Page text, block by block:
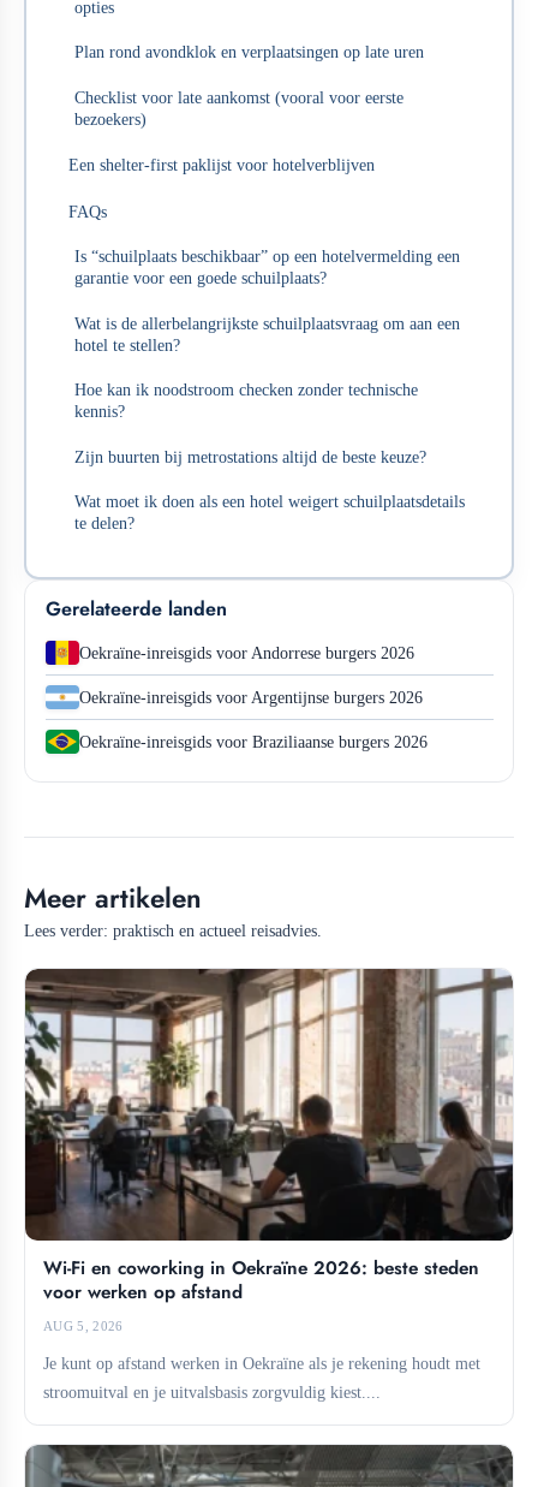
opties
Plan rond avondklok en verplaatsingen op late uren
Checklist voor late aankomst (vooral voor eerste
bezoekers)
Een shelter-first paklijst voor hotelverblijven
FAQs
Is “schuilplaats beschikbaar” op een hotelvermelding een
garantie voor een goede schuilplaats?
Wat is de allerbelangrijkste schuilplaatsvraag om aan een
hotel te stellen?
Hoe kan ik noodstroom checken zonder technische
kennis?
Zijn buurten bij metrostations altijd de beste keuze?
Wat moet ik doen als een hotel weigert schuilplaatsdetails
te delen?
Gerelateerde landen
Oekraïne-inreisgids voor Andorrese burgers 2026
Oekraïne-inreisgids voor Argentijnse burgers 2026
Oekraïne-inreisgids voor Braziliaanse burgers 2026
Meer artikelen
Lees verder: praktisch en actueel reisadvies.
Wi-Fi en coworking in Oekraïne 2026: beste steden
voor werken op afstand
AUG 5, 2026
Je kunt op afstand werken in Oekraïne als je rekening houdt met
stroomuitval en je uitvalsbasis zorgvuldig kiest....